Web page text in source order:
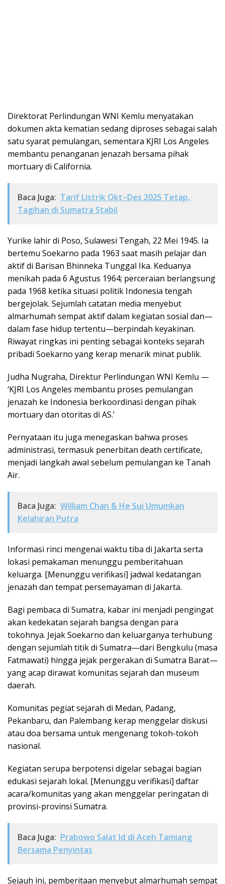
Direktorat Perlindungan WNI Kemlu menyatakan
dokumen akta kematian sedang diproses sebagai salah
satu syarat pemulangan, sementara KJRI Los Angeles
membantu penanganan jenazah bersama pihak
mortuary di California.
Baca Juga: Tarif Listrik Okt–Des 2025 Tetap,
Tagihan di Sumatra Stabil
Yurike lahir di Poso, Sulawesi Tengah, 22 Mei 1945. Ia
bertemu Soekarno pada 1963 saat masih pelajar dan
aktif di Barisan Bhinneka Tunggal Ika. Keduanya
menikah pada 6 Agustus 1964; perceraian berlangsung
pada 1968 ketika situasi politik Indonesia tengah
bergejolak. Sejumlah catatan media menyebut
almarhumah sempat aktif dalam kegiatan sosial dan—
dalam fase hidup tertentu—berpindah keyakinan.
Riwayat ringkas ini penting sebagai konteks sejarah
pribadi Soekarno yang kerap menarik minat publik.
Judha Nugraha, Direktur Perlindungan WNI Kemlu —
‘KJRI Los Angeles membantu proses pemulangan
jenazah ke Indonesia berkoordinasi dengan pihak
mortuary dan otoritas di AS.’
Pernyataan itu juga menegaskan bahwa proses
administrasi, termasuk penerbitan death certificate,
menjadi langkah awal sebelum pemulangan ke Tanah
Air.
Baca Juga: William Chan & He Sui Umumkan
Kelahiran Putra
Informasi rinci mengenai waktu tiba di Jakarta serta
lokasi pemakaman menunggu pemberitahuan
keluarga. [Menunggu verifikasi] jadwal kedatangan
jenazah dan tempat persemayaman di Jakarta.
Bagi pembaca di Sumatra, kabar ini menjadi pengingat
akan kedekatan sejarah bangsa dengan para
tokohnya. Jejak Soekarno dan keluarganya terhubung
dengan sejumlah titik di Sumatra—dari Bengkulu (masa
Fatmawati) hingga jejak pergerakan di Sumatra Barat—
yang acap dirawat komunitas sejarah dan museum
daerah.
Komunitas pegiat sejarah di Medan, Padang,
Pekanbaru, dan Palembang kerap menggelar diskusi
atau doa bersama untuk mengenang tokoh-tokoh
nasional.
Kegiatan serupa berpotensi digelar sebagai bagian
edukasi sejarah lokal. [Menunggu verifikasi] daftar
acara/komunitas yang akan menggelar peringatan di
provinsi-provinsi Sumatra.
Baca Juga: Prabowo Salat Id di Aceh Tamiang
Bersama Penyintas
Sejauh ini, pemberitaan menyebut almarhumah sempat